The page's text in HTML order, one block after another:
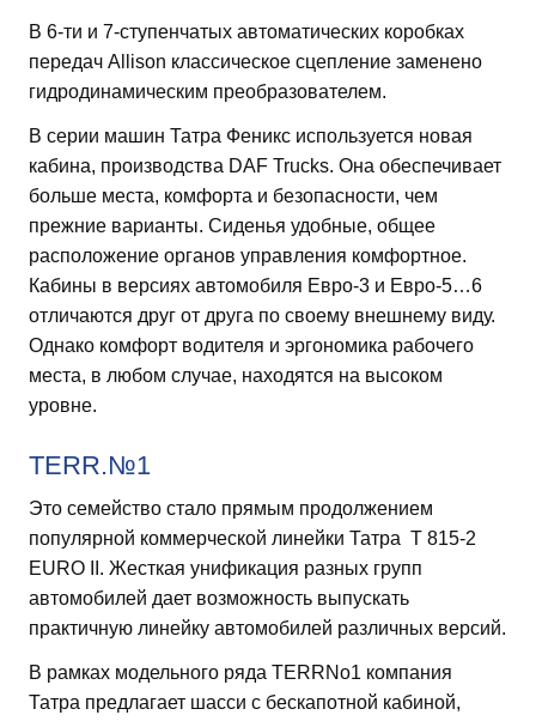
В 6-ти и 7-ступенчатых автоматических коробках
передач Allison классическое сцепление заменено
гидродинамическим преобразователем.
В серии машин Татра Феникс используется новая
кабина, производства DAF Trucks. Она обеспечивает
больше места, комфорта и безопасности, чем
прежние варианты. Сиденья удобные, общее
расположение органов управления комфортное.
Кабины в версиях автомобиля Евро-3 и Евро-5…6
отличаются друг от друга по своему внешнему виду.
Однако комфорт водителя и эргономика рабочего
места, в любом случае, находятся на высоком
уровне.
TERR.№1
Это семейство стало прямым продолжением
популярной коммерческой линейки Татра T 815-2
EURO II. Жесткая унификация разных групп
автомобилей дает возможность выпускать
практичную линейку автомобилей различных версий.
В рамках модельного ряда TERRNo1 компания
Татра предлагает шасси с бескапотной кабиной,